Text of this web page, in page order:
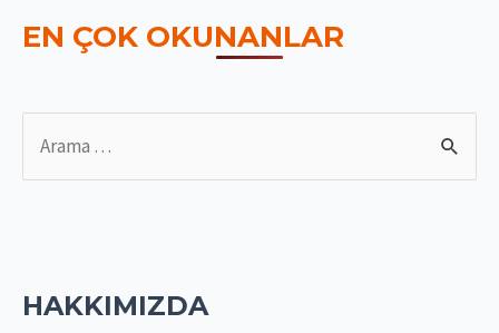
EN ÇOK OKUNANLAR
hHAKKIMIZDA